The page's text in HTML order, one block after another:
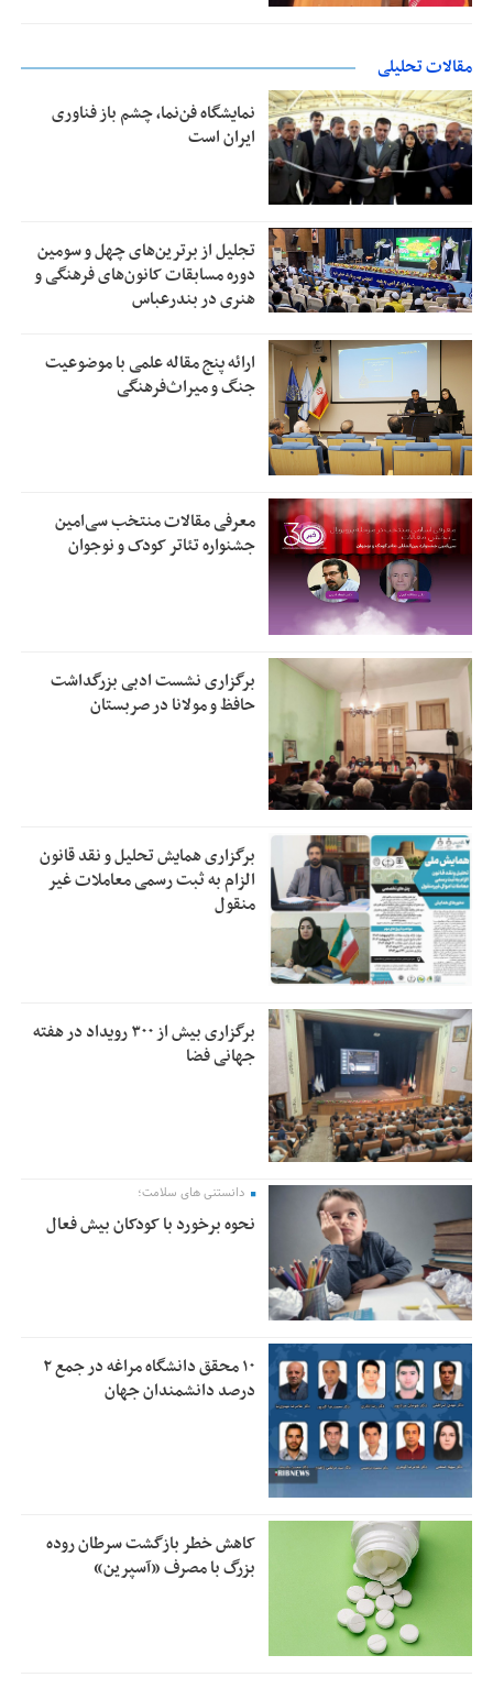
مقالات تحلیلی
نمایشگاه فن‌نما، چشم باز فناوری
ایران است
تجلیل از بر‌ترین‌های چهل و سومین
دوره مسابقات کانون‌های فرهنگی و
هنری در بندرعباس
ارائه پنج مقاله علمی با موضوعیت
جنگ و میراث‌فرهنگی
معرفی مقالات منتخب سی‌امین
جشنواره تئاتر کودک و نوجوان
برگزاری نشست ادبی بزرگداشت
حافظ و مولانا در صربستان
برگزاری همایش تحلیل و نقد قانون
الزام به ثبت رسمی معاملات غیر
منقول
برگزاری بیش از ۳۰۰ رویداد در هفته
جهانی فضا
دانستنی های سلامت؛
نحوه برخورد با کودکان بیش فعال
۱۰ محقق دانشگاه مراغه در جمع ۲
درصد دانشمندان جهان
کاهش خطر بازگشت سرطان روده
بزرگ با مصرف «آسپرین»